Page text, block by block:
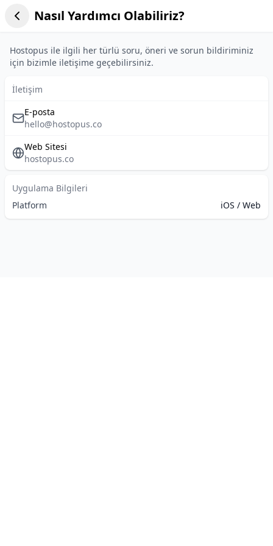
Nasıl Yardımcı Olabiliriz?
Hostopus ile ilgili her türlü soru, öneri ve sorun bildiriminiz
için bizimle iletişime geçebilirsiniz.
İletişim
E-posta
hello@hostopus.co
Web Sitesi
hostopus.co
Uygulama Bilgileri
Platform
iOS / Web